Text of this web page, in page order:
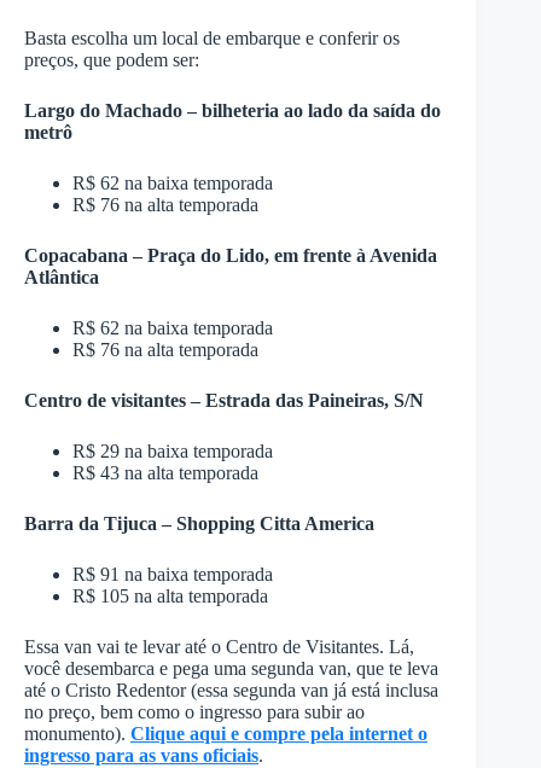
Basta escolha um local de embarque e conferir os
preços, que podem ser:
Largo do Machado – bilheteria ao lado da saída do
metrô
R$ 62 na baixa temporada
R$ 76 na alta temporada
Copacabana – Praça do Lido, em frente à Avenida
Atlântica
R$ 62 na baixa temporada
R$ 76 na alta temporada
Centro de visitantes – Estrada das Paineiras, S/N
R$ 29 na baixa temporada
R$ 43 na alta temporada
Barra da Tijuca – Shopping Citta America
R$ 91 na baixa temporada
R$ 105 na alta temporada
Essa van vai te levar até o Centro de Visitantes. Lá,
você desembarca e pega uma segunda van, que te leva
até o Cristo Redentor (essa segunda van já está inclusa
no preço, bem como o ingresso para subir ao
monumento). Clique aqui e compre pela internet o
ingresso para as vans oficiais.